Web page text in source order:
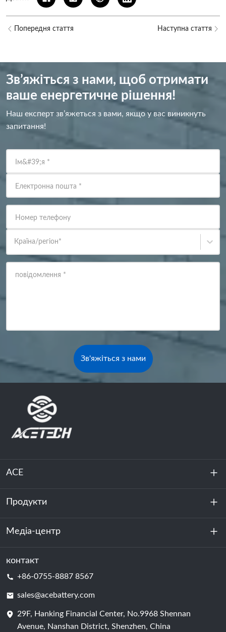
Попередня стаття Наступна стаття
Зв’яжіться з нами, щоб отримати
ваше енергетичне рішення!
Наш експерт зв’яжеться з вами, якщо у вас виникнуть
запитання!
Ім&#39;я *
Електронна пошта *
Номер телефону
Країна/регіон*
повідомлення *
Зв'яжіться з нами
ACE
Про нас
Стійкість
Продукти
Зберігання енергії
Центр обробки даних та серверна кімната
Елемент батареї
Медіа-центр
Новини
контакт
+86-0755-8887 8567
sales@acebattery.com
29F, Hanking Financial Center, No.9968 Shennan
Avenue, Nanshan District, Shenzhen, China